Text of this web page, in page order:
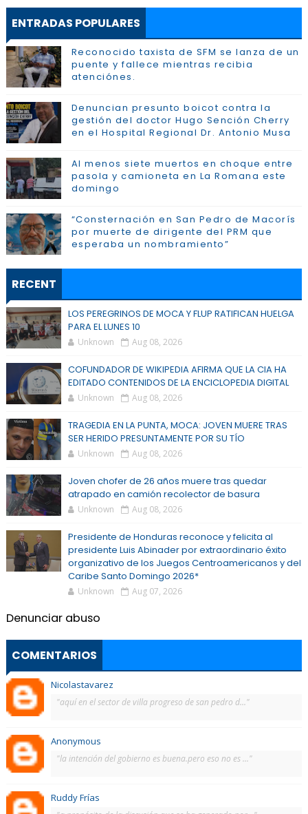
ENTRADAS POPULARES
Reconocido taxista de SFM se lanza de un
puente y fallece mientras recibia
atenciónes.
Denuncian presunto boicot contra la
gestión del doctor Hugo Sención Cherry
en el Hospital Regional Dr. Antonio Musa
Al menos siete muertos en choque entre
pasola y camioneta en La Romana este
domingo
“Consternación en San Pedro de Macorís
por muerte de dirigente del PRM que
esperaba un nombramiento”
RECENT
LOS PEREGRINOS DE MOCA Y FLUP RATIFICAN HUELGA
PARA EL LUNES 10
Unknown Aug 08, 2026
COFUNDADOR DE WIKIPEDIA AFIRMA QUE LA CIA HA
EDITADO CONTENIDOS DE LA ENCICLOPEDIA DIGITAL
Unknown Aug 08, 2026
TRAGEDIA EN LA PUNTA, MOCA: JOVEN MUERE TRAS
SER HERIDO PRESUNTAMENTE POR SU TÍO
Unknown Aug 08, 2026
Joven chofer de 26 años muere tras quedar
atrapado en camión recolector de basura
Unknown Aug 08, 2026
Presidente de Honduras reconoce y felicita al
presidente Luis Abinader por extraordinario éxito
organizativo de los Juegos Centroamericanos y del
Caribe Santo Domingo 2026*
Unknown Aug 07, 2026
Denunciar abuso
COMENTARIOS
Nicolastavarez
"aquí en el sector de villa progreso de san pedro d..."
Anonymous
"la intención del gobierno es buena.pero eso no es ..."
Ruddy Frías